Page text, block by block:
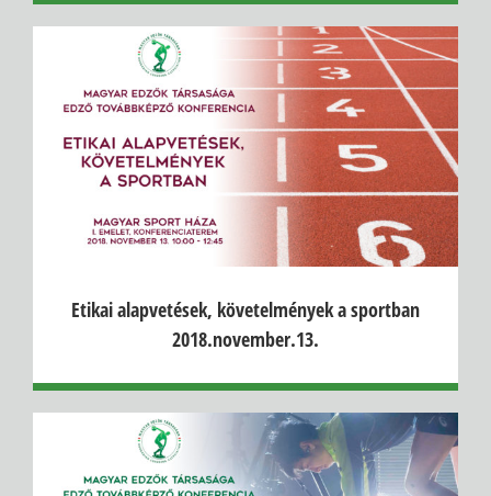
Etikai alapvetések, követelmények a sportban
2018.november.13.